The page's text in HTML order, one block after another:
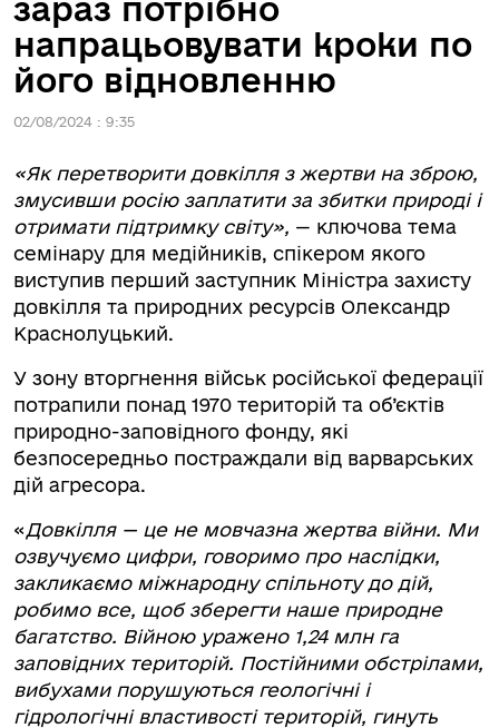
зараз потрібно
напрацьовувати кроки по
його відновленню
02/08/2024 : 9:35
«Як перетворити довкілля з жертви на зброю,
змусивши росію заплатити за збитки природі і
отримати підтримку світу», — ключова тема
семінару для медійників, спікером якого
виступив перший заступник Міністра захисту
довкілля та природних ресурсів Олександр
Краснолуцький.
У зону вторгнення військ російської федерації
потрапили понад 1970 територій та об’єктів
природно-заповідного фонду, які
безпосередньо постраждали від варварських
дій агресора.
«Довкілля — це не мовчазна жертва війни. Ми
озвучуємо цифри, говоримо про наслідки,
закликаємо міжнародну спільноту до дій,
робимо все, щоб зберегти наше природне
багатство. Війною уражено 1,24 млн га
заповідних територій. Постійними обстрілами,
вибухами порушуються геологічні і
гідрологічні властивості територій, гинуть